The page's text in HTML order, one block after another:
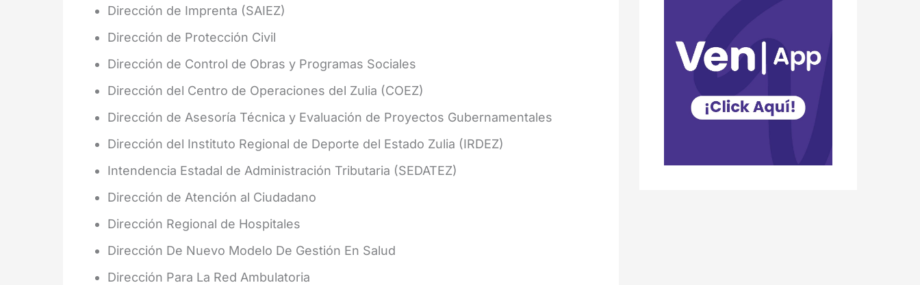
Dirección de Imprenta (SAIEZ)
Dirección de Protección Civil
Dirección de Control de Obras y Programas Sociales
Dirección del Centro de Operaciones del Zulia (COEZ)
Dirección de Asesoría Técnica y Evaluación de Proyectos Gubernamentales
Dirección del Instituto Regional de Deporte del Estado Zulia (IRDEZ)
Intendencia Estadal de Administración Tributaria (SEDATEZ)
Dirección de Atención al Ciudadano
Dirección Regional de Hospitales
Dirección De Nuevo Modelo De Gestión En Salud
Dirección Para La Red Ambulatoria